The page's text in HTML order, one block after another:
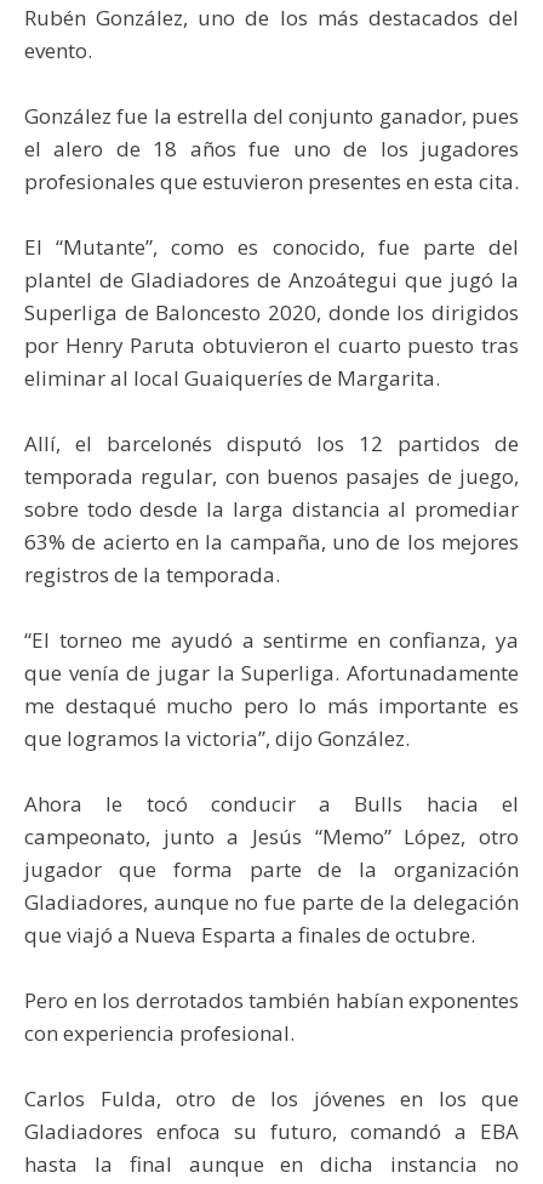
Rubén González, uno de los más destacados del
evento.
González fue la estrella del conjunto ganador, pues
el alero de 18 años fue uno de los jugadores
profesionales que estuvieron presentes en esta cita.
El “Mutante”, como es conocido, fue parte del
plantel de Gladiadores de Anzoátegui que jugó la
Superliga de Baloncesto 2020, donde los dirigidos
por Henry Paruta obtuvieron el cuarto puesto tras
eliminar al local Guaiqueríes de Margarita.
Allí, el barcelonés disputó los 12 partidos de
temporada regular, con buenos pasajes de juego,
sobre todo desde la larga distancia al promediar
63% de acierto en la campaña, uno de los mejores
registros de la temporada.
“El torneo me ayudó a sentirme en confianza, ya
que venía de jugar la Superliga. Afortunadamente
me destaqué mucho pero lo más importante es
que logramos la victoria’’, dijo González.
Ahora le tocó conducir a Bulls hacia el
campeonato, junto a Jesús “Memo” López, otro
jugador que forma parte de la organización
Gladiadores, aunque no fue parte de la delegación
que viajó a Nueva Esparta a finales de octubre.
Pero en los derrotados también habían exponentes
con experiencia profesional.
Carlos Fulda, otro de los jóvenes en los que
Gladiadores enfoca su futuro, comandó a EBA
hasta la final aunque en dicha instancia no